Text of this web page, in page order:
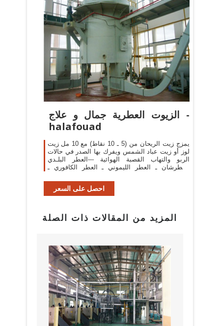
الزيوت العطرية جمال و علاج -
halafouad
يمزج زيت الريحان من (5 ـ 10 نقاط) مع 10 مل زيت
لوز أو زيت عباد الشمس ويفرك بها الصدر في حالات
الربو والتهاب القصبة الهوائية ---العطر البلـدي
العطرشان ـ العطر الليموني ـ العطر الكافوري ـ
احصل على السعر
المزيد من المقالات ذات الصلة